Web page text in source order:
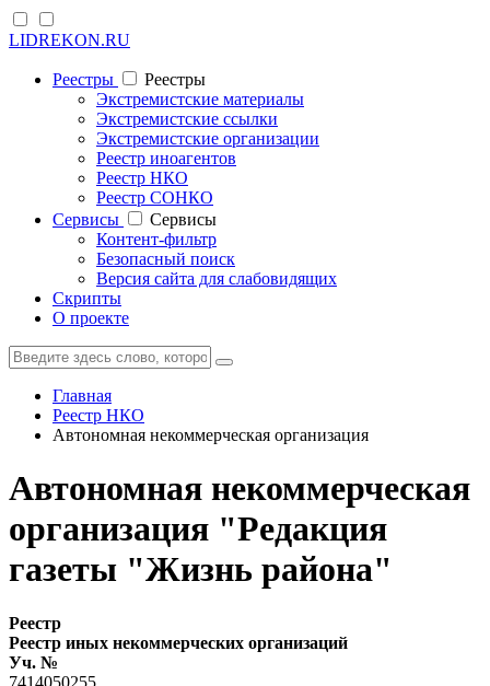
LIDREKON.RU
Реестры
Реестры
Экстремистские материалы
Экстремистские ссылки
Экстремистские организации
Реестр иноагентов
Реестр НКО
Реестр СОНКО
Cервисы
Cервисы
Контент-фильтр
Безопасный поиск
Версия сайта для слабовидящих
Скрипты
О проекте
Главная
Реестр НКО
Автономная некоммерческая организация
Автономная некоммерческая
организация "Редакция
газеты "Жизнь района"
Реестр
Реестр иных некоммерческих организаций
Уч. №
7414050255